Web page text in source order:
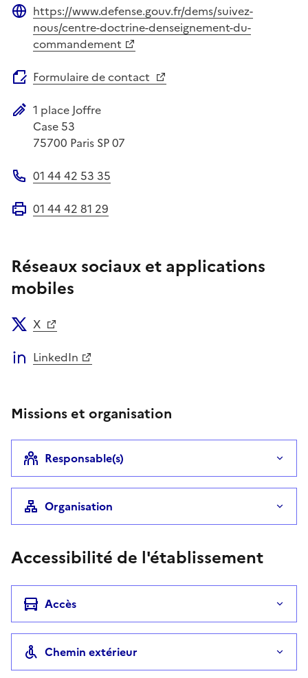
Site web
https://www.defense.gouv.fr/dems/suivez-
nous/centre-doctrine-denseignement-du-
commandement
Formulaire de contact
Adresse postale
1 place Joffre
Case 53
75700 Paris SP 07
01 44 42 53 35
01 44 42 81 29
Réseaux sociaux et applications
mobiles
X
LinkedIn
Missions et organisation
Responsable(s)
Organisation
Accessibilité de l'établissement
Accès
Chemin extérieur